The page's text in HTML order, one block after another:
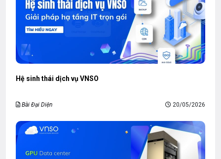
Hệ sinh thái dịch vụ VNSO
Bài Đại Diện 20/05/2026